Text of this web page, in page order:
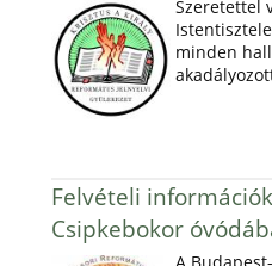
Szeretettel
minden
Felvételi
Csipkebokor